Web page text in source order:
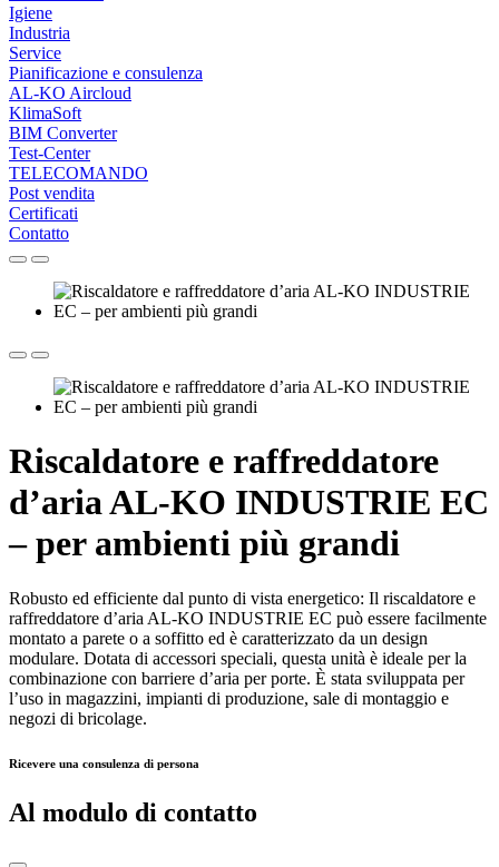
Igiene
Industria
Service
Pianificazione e consulenza
AL-KO Aircloud
KlimaSoft
BIM Converter
Test-Center
TELECOMANDO
Post vendita
Certificati
Contatto
Riscaldatore e raffreddatore
d’aria AL-KO INDUSTRIE EC
– per ambienti più grandi
Robusto ed efficiente dal punto di vista energetico: Il riscaldatore e
raffreddatore d’aria AL-KO INDUSTRIE EC può essere facilmente
montato a parete o a soffitto ed è caratterizzato da un design
modulare. Dotata di accessori speciali, questa unità è ideale per la
combinazione con barriere d’aria per porte. È stata sviluppata per
l’uso in magazzini, impianti di produzione, sale di montaggio e
negozi di bricolage.
Ricevere una consulenza di persona
Al modulo di contatto